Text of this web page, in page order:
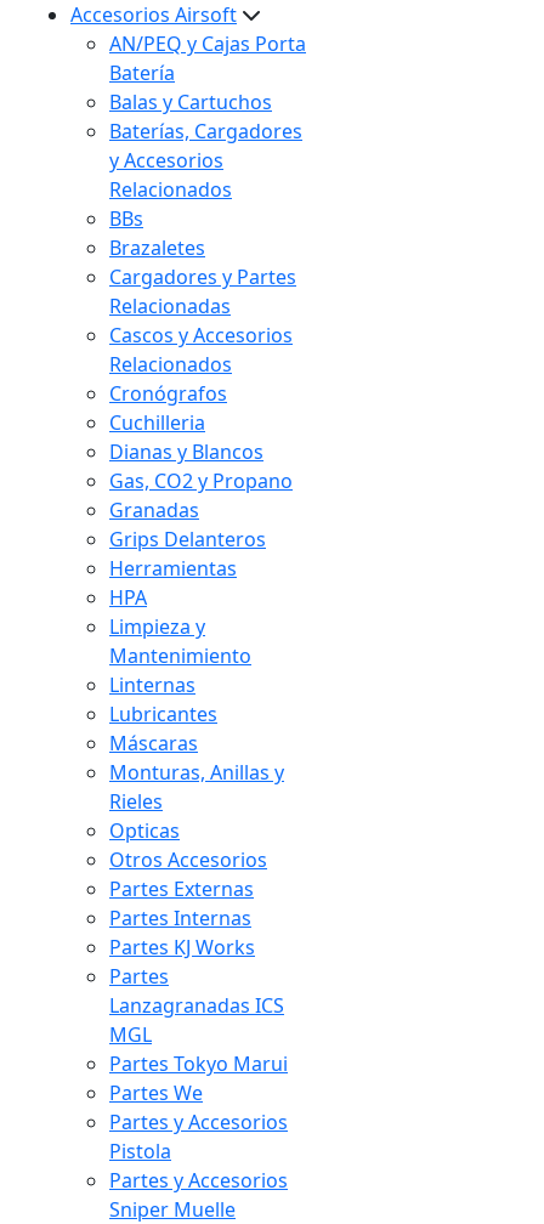
Accesorios Airsoft
AN/PEQ y Cajas Porta
Batería
Balas y Cartuchos
Baterías, Cargadores
y Accesorios
Relacionados
BBs
Brazaletes
Cargadores y Partes
Relacionadas
Cascos y Accesorios
Relacionados
Cronógrafos
Cuchilleria
Dianas y Blancos
Gas, CO2 y Propano
Granadas
Grips Delanteros
Herramientas
HPA
Limpieza y
Mantenimiento
Linternas
Lubricantes
Máscaras
Monturas, Anillas y
Rieles
Opticas
Otros Accesorios
Partes Externas
Partes Internas
Partes KJ Works
Partes
Lanzagranadas ICS
MGL
Partes Tokyo Marui
Partes We
Partes y Accesorios
Pistola
Partes y Accesorios
Sniper Muelle